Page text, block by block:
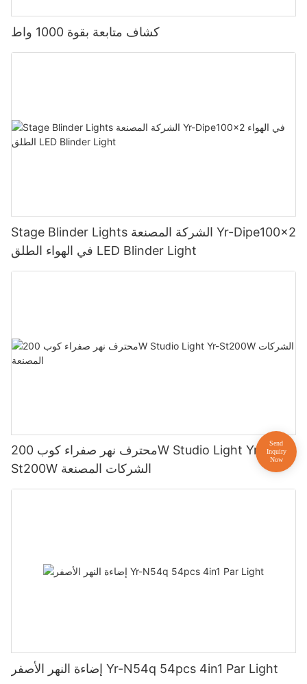
كشاف متابعة بقوة 1000 واط
Stage Blinder Lights الشركة المصنعة Yr-Dipe100x2
في الهواء الطلق LED Blinder Light
محترف نهر صفراء كوب 200W Studio Light Yr-
St200W الشركات المصنعة
إضاءة النهر الأصفر Yr-N54q 54pcs 4in1 Par Light